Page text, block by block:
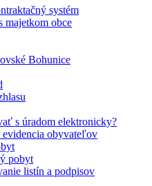
systém
majetkom obce
Bohunice
s úradom elektronicky?
obyvateľov
pobyt
listín a podpisov